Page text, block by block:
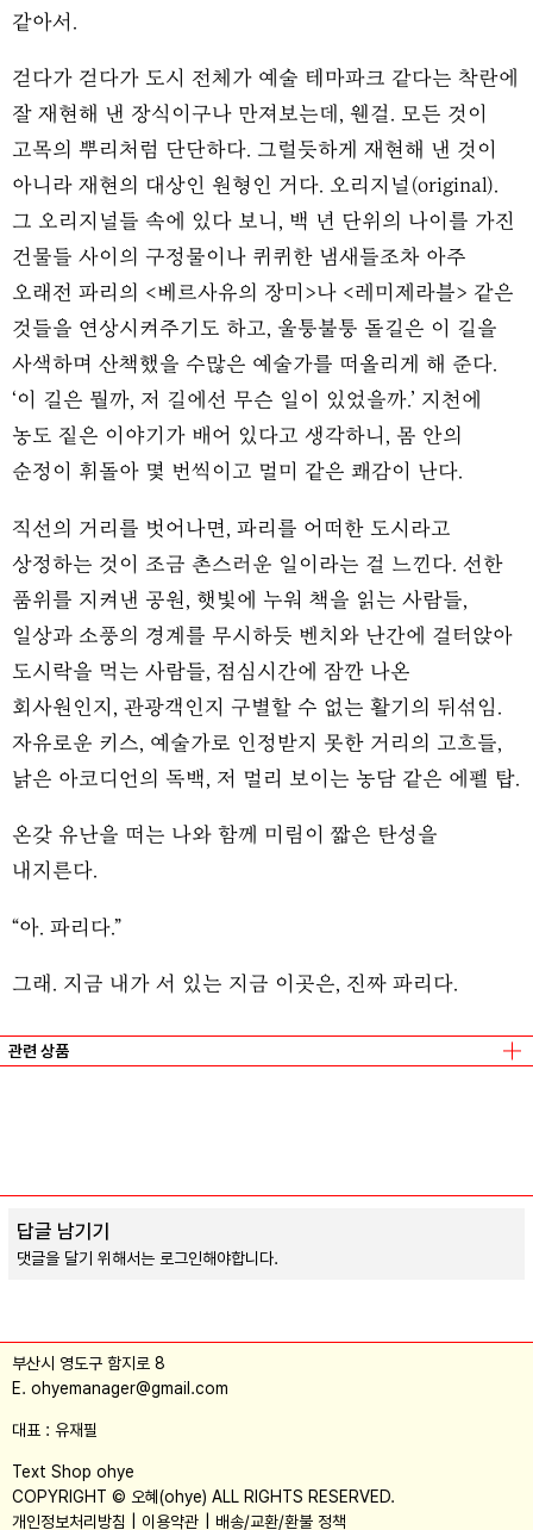
같아서.
걷다가 걷다가 도시 전체가 예술 테마파크 같다는 착란에
잘 재현해 낸 장식이구나 만져보는데, 웬걸. 모든 것이
고목의 뿌리처럼 단단하다. 그럴듯하게 재현해 낸 것이
아니라 재현의 대상인 원형인 거다. 오리지널(original).
그 오리지널들 속에 있다 보니, 백 년 단위의 나이를 가진
건물들 사이의 구정물이나 퀴퀴한 냄새들조차 아주
오래전 파리의 <베르사유의 장미>나 <레미제라블> 같은
것들을 연상시켜주기도 하고, 울퉁불퉁 돌길은 이 길을
사색하며 산책했을 수많은 예술가를 떠올리게 해 준다.
‘이 길은 뭘까, 저 길에선 무슨 일이 있었을까.’ 지천에
농도 짙은 이야기가 배어 있다고 생각하니, 몸 안의
순정이 휘돌아 몇 번씩이고 멀미 같은 쾌감이 난다.
직선의 거리를 벗어나면, 파리를 어떠한 도시라고
상정하는 것이 조금 촌스러운 일이라는 걸 느낀다. 선한
품위를 지켜낸 공원, 햇빛에 누워 책을 읽는 사람들,
일상과 소풍의 경계를 무시하듯 벤치와 난간에 걸터앉아
도시락을 먹는 사람들, 점심시간에 잠깐 나온
회사원인지, 관광객인지 구별할 수 없는 활기의 뒤섞임.
자유로운 키스, 예술가로 인정받지 못한 거리의 고흐들,
낡은 아코디언의 독백, 저 멀리 보이는 농담 같은 에펠 탑.
온갖 유난을 떠는 나와 함께 미림이 짧은 탄성을
내지른다.
“아. 파리다.”
그래. 지금 내가 서 있는 지금 이곳은, 진짜 파리다.
관련 상품
답글 남기기
댓글을 달기 위해서는 로그인해야합니다.
Text Shop ohye
COPYRIGHT © 오혜(ohye) ALL RIGHTS RESERVED.
개인정보처리방침
이용약관 배송/교환/환불 정책
부산시 영도구 함지로 8
E. ohyemanager@gmail.com
대표 : 유재필